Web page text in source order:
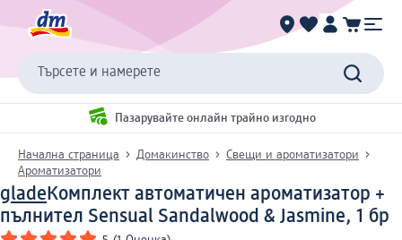
Търсете и намерете
Пазарувайте онлайн трайно изгодно
Начална страница Домакинство
Свещи и ароматизатори
Ароматизатори
glade Комплект автоматичен ароматизатор +
пълнител Sensual Sandalwood & Jasmine, 1 бр